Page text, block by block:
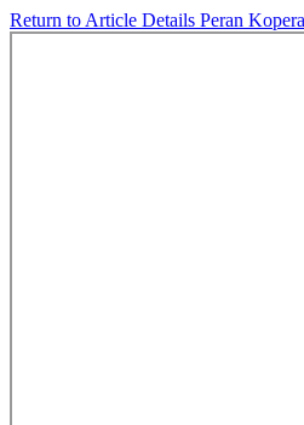
Return to Article Details Peran